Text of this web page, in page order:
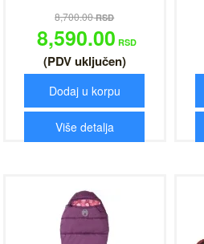
8,700.00RSD
8,590.00 RSD
(PDV uključen)
Dodaj u korpu
Više detalja